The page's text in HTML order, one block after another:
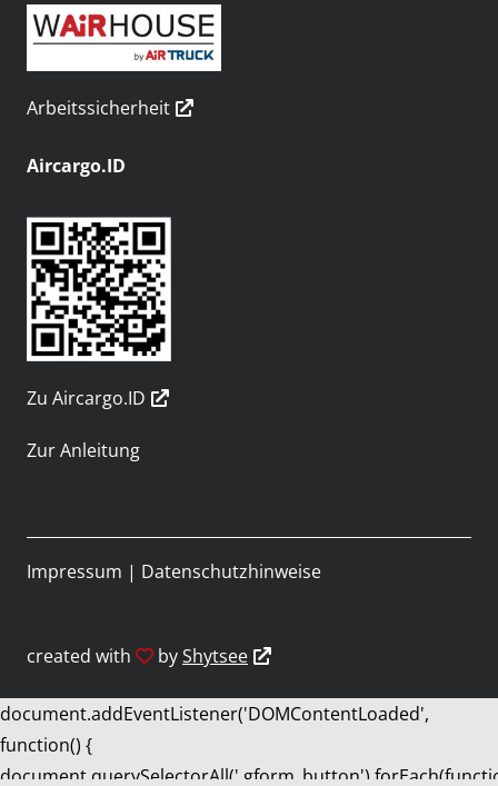
Arbeitssicherheit
Aircargo.ID
Zu Aircargo.ID
Zur Anleitung
created with byShytsee
Impressum | Datenschutzhinweise
document.addEventListener('DOMContentLoaded',
function() {